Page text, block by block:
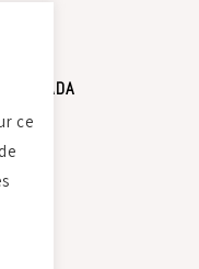
SAADA
ce